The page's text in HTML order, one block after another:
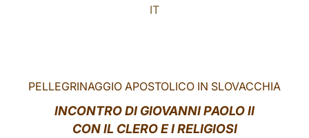
中文
LATINE
IT
PELLEGRINAGGIO APOSTOLICO IN SLOVACCHIA
INCONTRODI GIOVANNI PAOLO II
CON IL CLERO E I RELIGIOSI